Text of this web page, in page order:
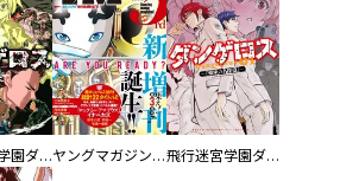
戦闘破壊学園ダンゲロス ヤングマガジン サード 飛行迷宮学園ダンゲロス―蠍座の名探偵―